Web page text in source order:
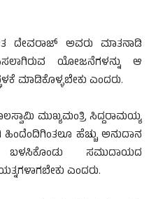
ದೇವರಾಜ್ ಅವರು ಮಾತನಾಡಿ
ಯೋಜನೆಗಳನ್ನು ಆ
ಮಾಡಿಕೊಳ್ಳಬೇಕು ಎಂದರು.
ಮುಖ್ಯಮಂತ್ರಿ ಸಿದ್ದರಾಮಯ್ಯ
ಹಿಂದೆಂದಿಗಿಂತಲೂ ಹೆಚ್ಚು ಅನುದಾನ
ಬಳಸಿಕೊಂಡು ಸಮುದಾಯದ
ಎಂದರು.